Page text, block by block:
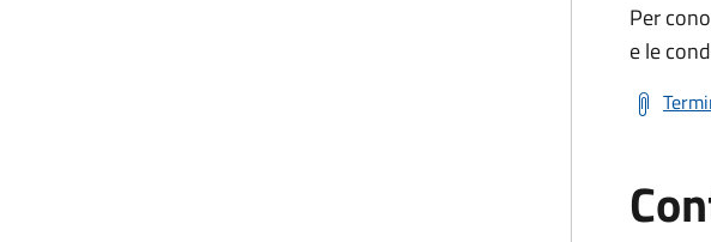
Per
e le